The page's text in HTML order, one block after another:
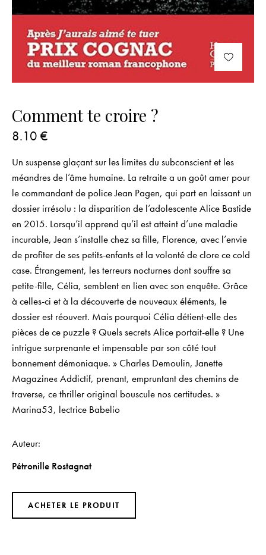
Comment te croire ?
8.10 €
Un suspense glaçant sur les limites du subconscient et les
méandres de l’âme humaine. La retraite a un goût amer pour
le commandant de police Jean Pagen, qui part en laissant un
dossier irrésolu : la disparition de l’adolescente Alice Bastide
en 2015. Lorsqu’il apprend qu’il est atteint d’une maladie
incurable, Jean s’installe chez sa fille, Florence, avec l’envie
de profiter de ses petits-enfants et la volonté de clore ce cold
case. Étrangement, les terreurs nocturnes dont souffre sa
petite-fille, Célia, semblent en lien avec son enquête. Grâce
à celles-ci et à la découverte de nouveaux éléments, le
dossier est réouvert. Mais pourquoi Célia détient-elle des
pièces de ce puzzle ? Quels secrets Alice portait-elle ? Une
intrigue surprenante et impensable par son côté tout
bonnement démoniaque. » Charles Demoulin, Janette
Magazine« Addictif, prenant, empruntant des chemins de
traverse, ce thriller original bouscule nos certitudes. »
Marina53, lectrice Babelio
Auteur
Pétronille Rostagnat
ACHETER LE PRODUIT